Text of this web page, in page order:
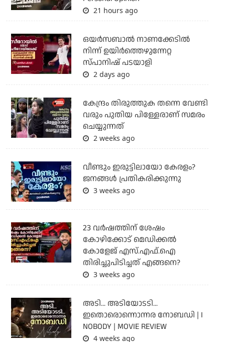
21 hours ago
ഒയര്‍സബാൽ നാണക്കേടിൽ
നിന്ന് ഉയിർത്തെഴുന്നേറ്റ
സ്പാനിഷ് പടയാളി
2 days ago
കേന്ദ്രം തിരുത്തുക തന്നെ വേണ്ടി
വരും പുതിയ പിള്ളേരാണ് സമരം
ചെയ്യുന്നത്
2 weeks ago
വീണ്ടും ഇരുട്ടിലായോ കേരളം?
ജനങ്ങൾ പ്രതികരിക്കുന്നു
3 weeks ago
23 വർഷത്തിന് ശേഷം
കോഴിക്കോട് മെഡിക്കൽ
കോളേജ് എസ്.എഫ്.ഐ
തിരിച്ചുപിടിച്ചത് എങ്ങനെ?
3 weeks ago
അടി... അടിയോടടി...
ഇതൊരൊന്നൊന്നര നോബഡി | I
NOBODY | MOVIE REVIEW
4 weeks ago